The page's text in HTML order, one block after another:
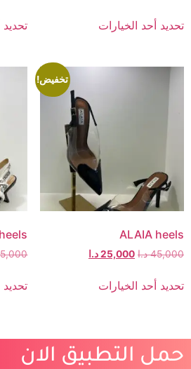
تحديد أحد الخيارات
تخفيض!
ALAIA heels
45,000 د.ا 25,000د.ا
تحديد أحد الخيارات
حمل التطبيق الان